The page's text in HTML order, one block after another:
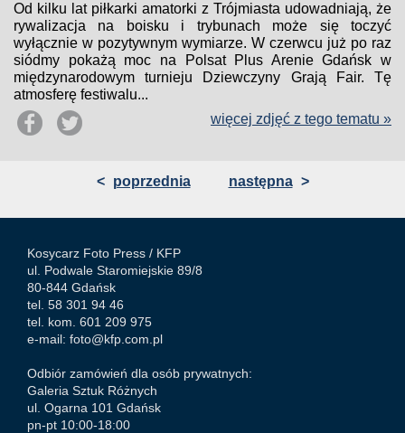
Od kilku lat piłkarki amatorki z Trójmiasta udowadniają, że
rywalizacja na boisku i trybunach może się toczyć
wyłącznie w pozytywnym wymiarze. W czerwcu już po raz
siódmy pokażą moc na Polsat Plus Arenie Gdańsk w
międzynarodowym turnieju Dziewczyny Grają Fair. Tę
atmosferę festiwalu...
więcej zdjęć z tego tematu »
< poprzednia następna >
Kosycarz Foto Press / KFP
ul. Podwale Staromiejskie 89/8
80-844 Gdańsk
tel. 58 301 94 46
tel. kom. 601 209 975
e-mail: foto@kfp.com.pl
Odbiór zamówień dla osób prywatnych:
Galeria Sztuk Różnych
ul. Ogarna 101 Gdańsk
pn-pt 10:00-18:00